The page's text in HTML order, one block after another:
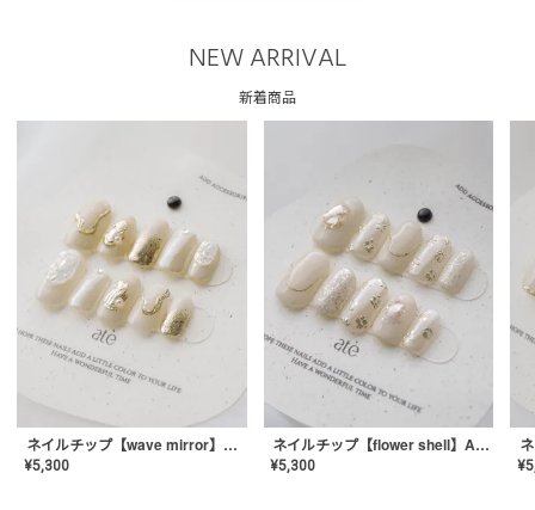
NEW ARRIVAL
新着商品
ネイルチップ【wave mirror】AE-CONA-04
¥5,300
ネイルチップ【flower shell】AE-CONA-03
¥5,300 ¥